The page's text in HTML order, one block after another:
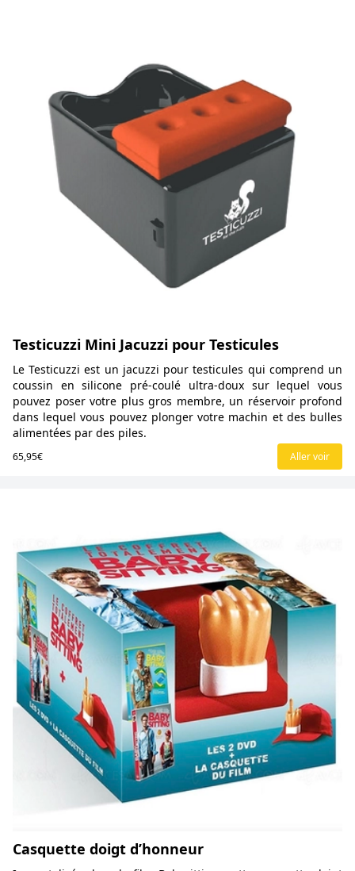
Testicuzzi Mini Jacuzzi pour Testicules
Le Testicuzzi est un jacuzzi pour testicules qui comprend un
coussin en silicone pré-coulé ultra-doux sur lequel vous
pouvez poser votre plus gros membre, un réservoir profond
dans lequel vous pouvez plonger votre machin et des bulles
alimentées par des piles.
65,95€ Aller voir
Casquette doigt d’honneur